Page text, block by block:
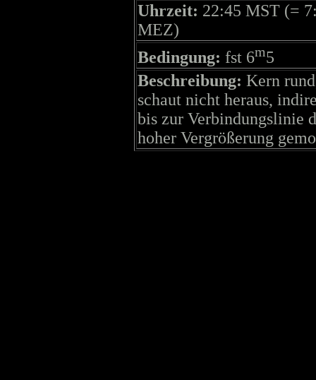
Uhrzeit: 22:45 MST (=
MEZ)
Bedingung: fst 6m5
Beschreibung: Kern
schaut nicht heraus,
bis zur Verbindungslinie
hoher Vergrößerung